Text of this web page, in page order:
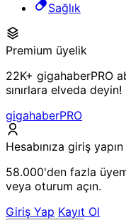
Sağlık
Premium üyelik
22K+ gigahaberPRO
sınırlara elveda deyin!
gigahaberPRO
Hesabınıza giriş yapın
58.000'den fazla
veya oturum açın.
Giriş Yap Kayıt Ol